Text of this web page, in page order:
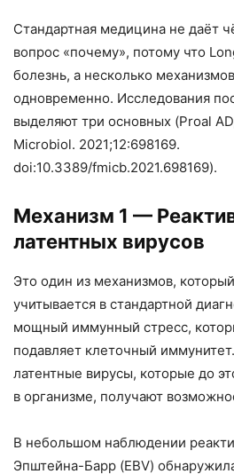
Стандартная медицина не даёт
вопрос «почему», потому что
болезнь, а несколько
одновременно. Исследования
выделяют три основных (Proal
Microbiol. 2021;12:698169.
doi:10.3389/fmicb.2021.698169).
Механизм 1 —
латентных вирусов
Это один из механизмов,
учитывается в стандартной
мощный иммунный стресс,
подавляет клеточный
латентные вирусы, которые до
в организме, получают
В небольшом наблюдении
Эпштейна-Барр (EBV)